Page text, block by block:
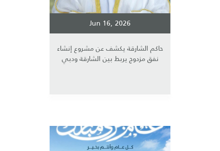
Jun 16, 2026
حاكم الشارقة يكشف عن مشروع إنشاء
نفق مزدوج يربط بين الشارقة ودبي